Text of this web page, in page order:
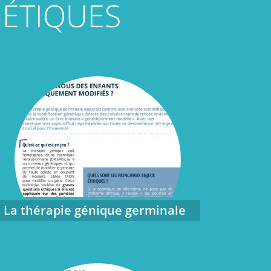
La thérapie génique germinale